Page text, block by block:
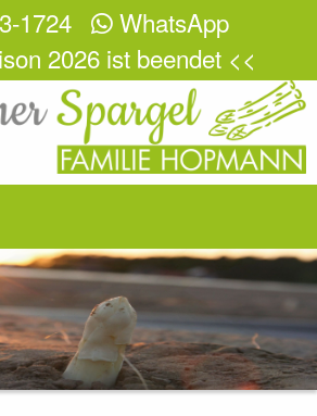
1724
WhatsApp
2026 ist beendet <<